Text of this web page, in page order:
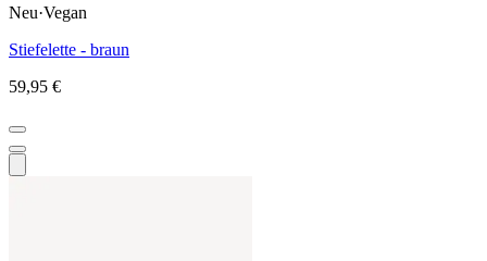
Neu·Vegan
Stiefelette - braun
59,95 €